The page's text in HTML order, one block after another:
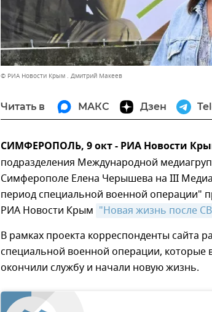
© РИА Новости Крым . Дмитрий Макеев
Читать в МАКС Дзен
СИМФЕРОПОЛЬ, 9 окт - РИА Новости
подразделения Международной
Симферополе Елена Черышева на III
период специальной военной операции"
РИА Новости Крым "Новая жизнь после
В рамках проекта корреспонденты сайта
специальной военной операции, которые
окончили службу и начали новую жизнь.